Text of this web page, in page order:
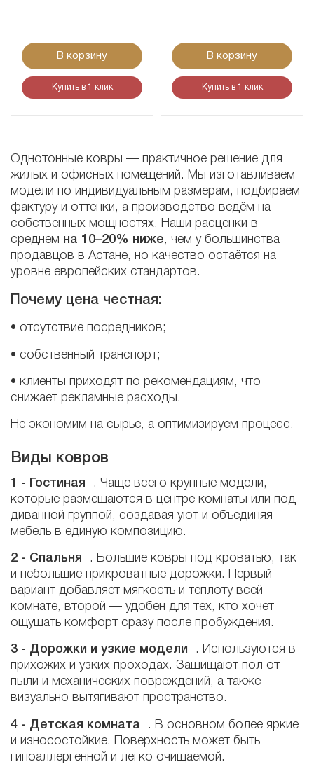
В корзину
Купить в 1 клик
В корзину
Купить в 1 клик
Однотонные ковры — практичное решение для
жилых и офисных помещений. Мы изготавливаем
модели по индивидуальным размерам, подбираем
фактуру и оттенки, а производство ведём на
собственных мощностях. Наши расценки в
среднем на 10–20% ниже, чем у большинства
продавцов в Астане, но качество остаётся на
уровне европейских стандартов.
Почему цена честная:
• отсутствие посредников;
• собственный транспорт;
• клиенты приходят по рекомендациям, что
снижает рекламные расходы.
Не экономим на сырье, а оптимизируем процесс.
Виды ковров
1 - Гостиная . Чаще всего крупные модели,
которые размещаются в центре комнаты или под
диванной группой, создавая уют и объединяя
мебель в единую композицию.
2 - Спальня . Большие ковры под кроватью, так
и небольшие прикроватные дорожки. Первый
вариант добавляет мягкость и теплоту всей
комнате, второй — удобен для тех, кто хочет
ощущать комфорт сразу после пробуждения.
3 - Дорожки и узкие модели . Используются в
прихожих и узких проходах. Защищают пол от
пыли и механических повреждений, а также
визуально вытягивают пространство.
4 - Детская комната . В основном более яркие
и износостойкие. Поверхность может быть
гипоаллергенной и легко очищаемой.